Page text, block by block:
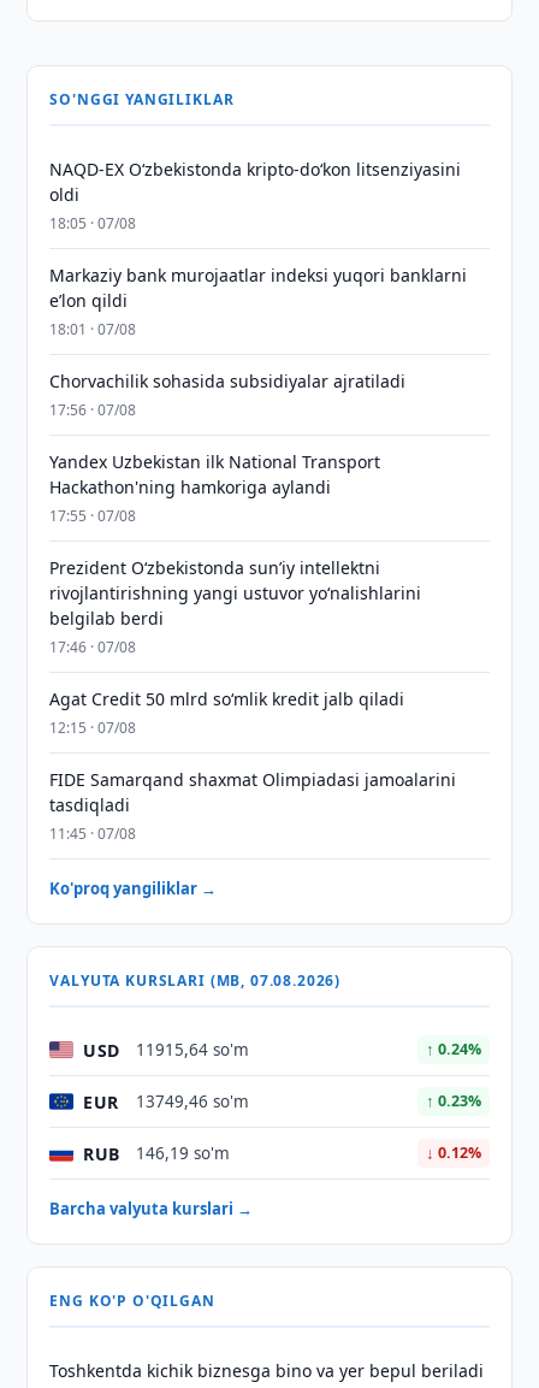
SO'NGGI YANGILIKLAR
NAQD-EX O‘zbekistonda kripto-do‘kon litsenziyasini
oldi
18:05 · 07/08
Markaziy bank murojaatlar indeksi yuqori banklarni
eʼlon qildi
18:01 · 07/08
Chorvachilik sohasida subsidiyalar ajratiladi
17:56 · 07/08
Yandex Uzbekistan ilk National Transport
Hackathon'ning hamkoriga aylandi
17:55 · 07/08
Prezident Oʻzbekistonda sunʼiy intellektni
rivojlantirishning yangi ustuvor yoʻnalishlarini
belgilab berdi
17:46 · 07/08
Agat Credit 50 mlrd so‘mlik kredit jalb qiladi
12:15 · 07/08
FIDE Samarqand shaxmat Olimpiadasi jamoalarini
tasdiqladi
11:45 · 07/08
Ko'proq yangiliklar →
VALYUTA KURSLARI (MB, 07.08.2026)
USD 11915,64 so'm ↑ 0.24%
EUR 13749,46 so'm ↑ 0.23%
RUB 146,19 so'm ↓ 0.12%
Barcha valyuta kurslari →
ENG KO'P O'QILGAN
Toshkentda kichik biznesga bino va yer bepul beriladi